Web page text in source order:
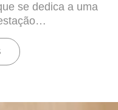
se dedica a uma